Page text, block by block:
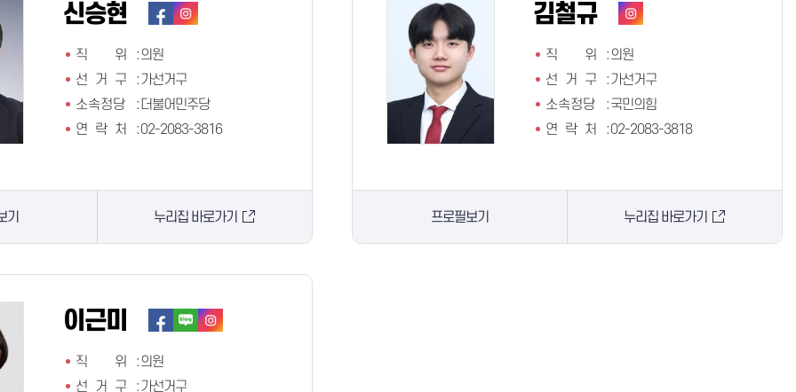
신승현
직 위:의원
선 거 구
:가선거구
소속정당
: 더불어민주당
연 락 처
:02-2083-3816
기 누리집 바로가기
김철규
직 위:의원
선 거 구
:가선거구
소속정당
:국민의힘
연 락 처
:02-2083-3818
프로필보기 누리집 바로가기
이근미
직 위:의원
선 거 구
:가선거구